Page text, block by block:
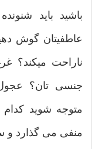
باشید باید
عاطفیتان گوش
ناراحت میکند؟
جنسی تان؟ عجول
متوجه شوید کدام
منفی می گذارد و